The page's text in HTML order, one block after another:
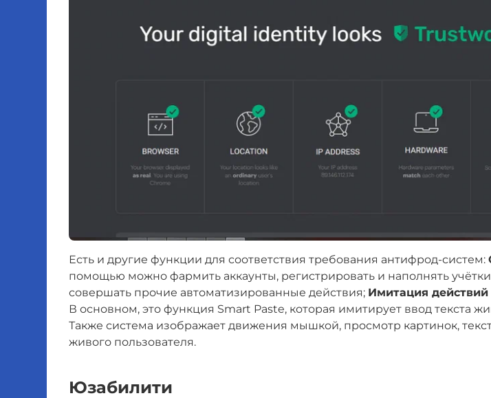
Есть и другие функции для соответствия требования антифрод-систем:
помощью можно фармить аккаунты, регистрировать и наполнять
совершать прочие автоматизированные действия; Имитация
В основном, это функция Smart Paste, которая имитирует ввод текста
Также система изображает движения мышкой, просмотр картинок,
живого пользователя.
Юзабилити